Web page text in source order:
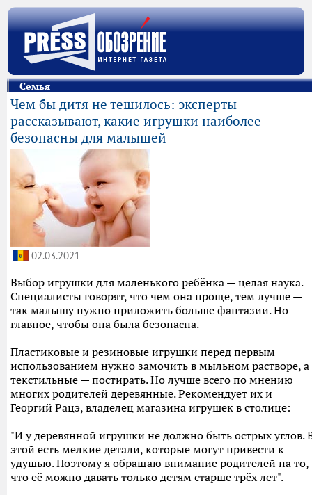
Семья
Чем бы дитя не тешилось: эксперты
рассказывают, какие игрушки наиболее
безопасны для малышей
02.03.2021
Выбор игрушки для маленького ребёнка — целая наука.
Специалисты говорят, что чем она проще, тем лучше —
так малышу нужно приложить больше фантазии. Но
главное, чтобы она была безопасна.
Пластиковые и резиновые игрушки перед первым
использованием нужно замочить в мыльном растворе, а
текстильные — постирать. Но лучше всего по мнению
многих родителей деревянные. Рекомендует их и
Георгий Рацэ, владелец магазина игрушек в столице:
"И у деревянной игрушки не должно быть острых углов.
этой есть мелкие детали, которые могут привести к
удушью. Поэтому я обращаю внимание родителей на то,
что её можно давать только детям старше трёх лет".